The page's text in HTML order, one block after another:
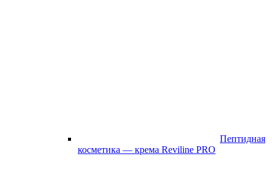
Пептидная
косметика — крема Reviline PRO